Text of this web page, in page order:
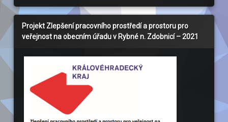
Projekt Zlepšení pracovního prostředí a prostoru pro
veřejnost na obecním úřadu v Rybné n. Zdobnicí – 2021